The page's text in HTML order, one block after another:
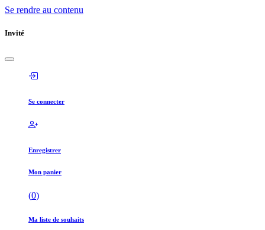
Se rendre au contenu
Invité
Se connecter
Enregistrer
Mon panier
(0)
Ma liste de souhaits